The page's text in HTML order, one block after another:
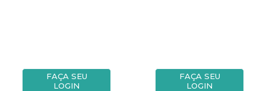
FAÇA SEU
LOGIN
FAÇA SEU
LOGIN